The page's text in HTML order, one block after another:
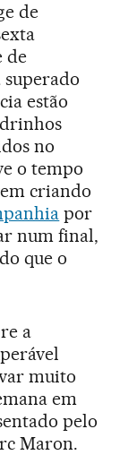
de
de
estão
no
o tempo
criando
por
num final,
que o
a
muito
em
pelo
Maron.